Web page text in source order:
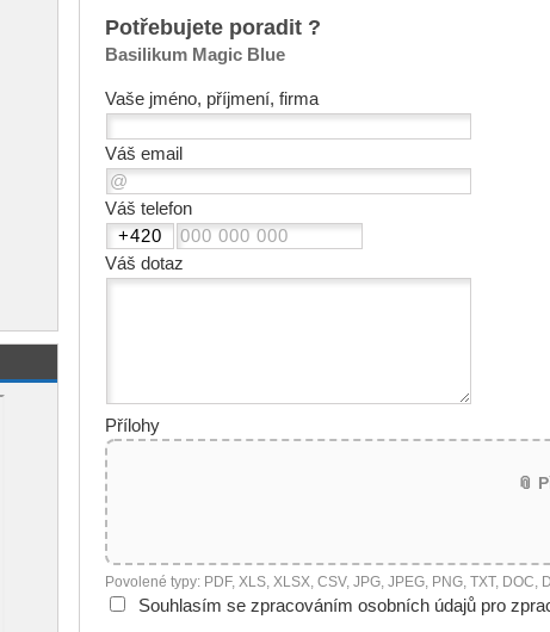
Potřebujete poradit ?
Basilikum Magic Blue
Vaše jméno, příjmení, firma
Váš email
Váš telefon
Váš dotaz
Přílohy
📎
Povolené typy: PDF, XLS, XLSX, CSV, JPG, JPEG, PNG, TXT,
Souhlasím se zpracováním osobních údajů pro